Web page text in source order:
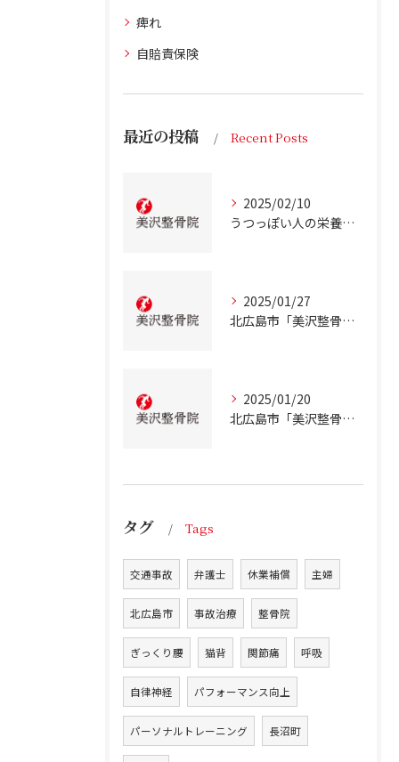
痺れ
自賠責保険
最近の投稿 Recent Posts
2025/02/10
うつっぽい人の栄養状態
2025/01/27
北広島市「美沢整骨院」が解説！慢性的な低血糖について
2025/01/20
北広島市「美沢整骨院」が解説！テアニンの効果について
タグ Tags
交通事故 弁護士 休業補償 主婦
北広島市 事故治療 整骨院
ぎっくり腰 猫背 関節痛 呼吸
自律神経 パフォーマンス向上
パーソナルトレーニング 長沼町